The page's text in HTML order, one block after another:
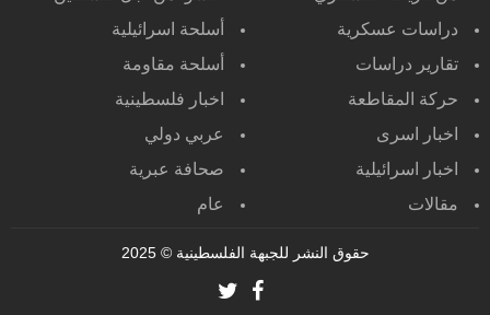
دراسات عسكرية
أسلحة اسرائيلية
تقارير دراسات
أسلحة مقاومة
حركة المقاطعة
اخبار فلسطينية
اخبار اسرى
عربي دولي
اخبار اسرائيلية
صحافة عبرية
مقالات
عام
حقوق النشر للجبهة الفلسطينية© 2025